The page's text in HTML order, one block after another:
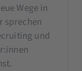
Wege in
sprechen
und